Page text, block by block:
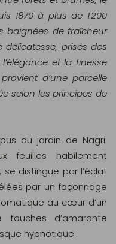
1870 à plus de 1 200
baignées de fraîcheur
prisés des
et la finesse
d’une parcelle
selon les principes de
du jardin de Nagri.
feuilles habilement
distingue par l’éclat
par un façonnage
au cœur d’un
d’amarante
hypnotique.